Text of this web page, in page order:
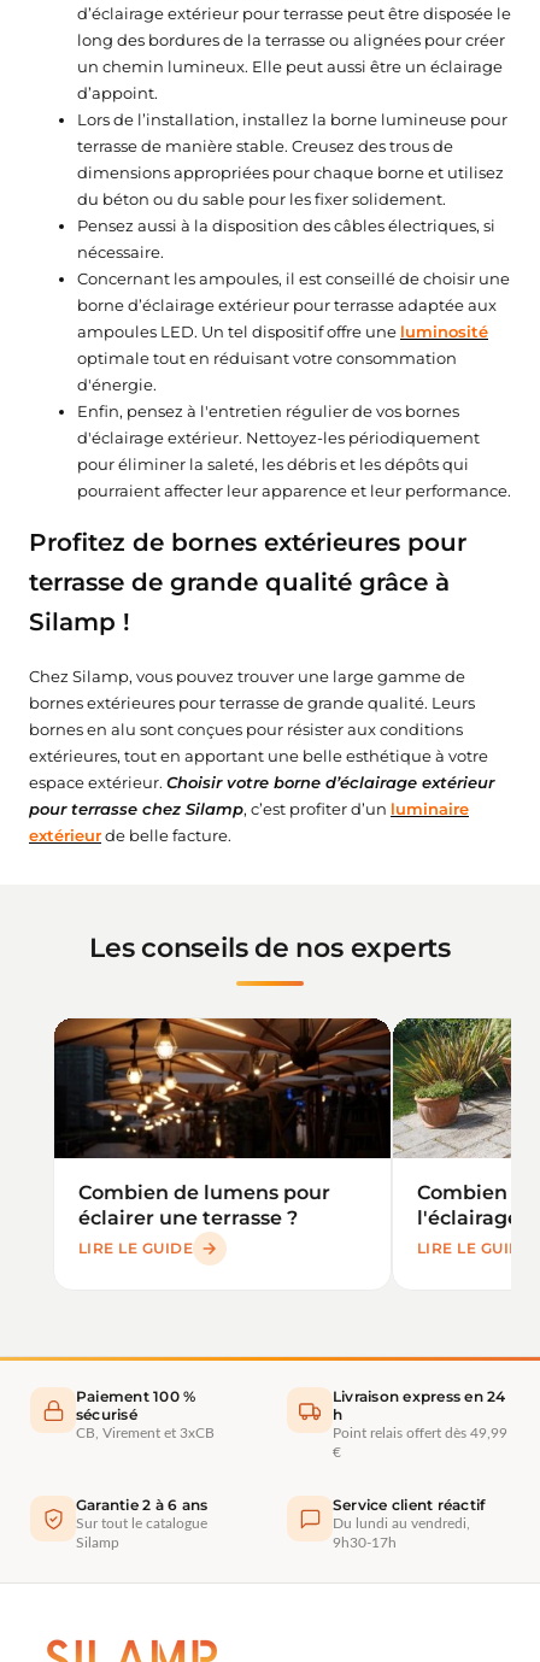
d’éclairage extérieur pour terrasse peut être disposée le
long des bordures de la terrasse ou alignées pour créer
un chemin lumineux. Elle peut aussi être un éclairage
d’appoint.
Lors de l’installation, installez la borne lumineuse pour
terrasse de manière stable. Creusez des trous de
dimensions appropriées pour chaque borne et utilisez
du béton ou du sable pour les fixer solidement.
Pensez aussi à la disposition des câbles électriques, si
nécessaire.
Concernant les ampoules, il est conseillé de choisir une
borne d’éclairage extérieur pour terrasse adaptée aux
ampoules LED. Un tel dispositif offre une luminosité
optimale tout en réduisant votre consommation
d'énergie.
Enfin, pensez à l'entretien régulier de vos bornes
d'éclairage extérieur. Nettoyez-les périodiquement
pour éliminer la saleté, les débris et les dépôts qui
pourraient affecter leur apparence et leur performance.
Profitez de bornes extérieures pour
terrasse de grande qualité grâce à
Silamp !
Chez Silamp, vous pouvez trouver une large gamme de
bornes extérieures pour terrasse de grande qualité. Leurs
bornes en alu sont conçues pour résister aux conditions
extérieures, tout en apportant une belle esthétique à votre
espace extérieur. Choisir votre borne d’éclairage extérieur
pour terrasse chez Silamp, c’est profiter d’un luminaire
extérieurde belle facture.
Les conseils de nos experts
Combien de lumens pour
éclairer une terrasse ?
LIRE LE GUIDE
Combien
l'éclairage
LIRE LE GUIDE
Paiement 100 %
sécurisé
CB, Virement et 3xCB
Livraison express en 24
h
Point relais offert dès 49,99
€
Garantie 2 à 6 ans
Sur tout le catalogue
Silamp
Service client réactif
Du lundi au vendredi,
9h30-17h